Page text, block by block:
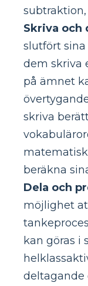
Skriva och
slutfört
dem skriva
på ämnet
skriva
beräkna
Dela och
möjlighet
kan göras i
deltagande